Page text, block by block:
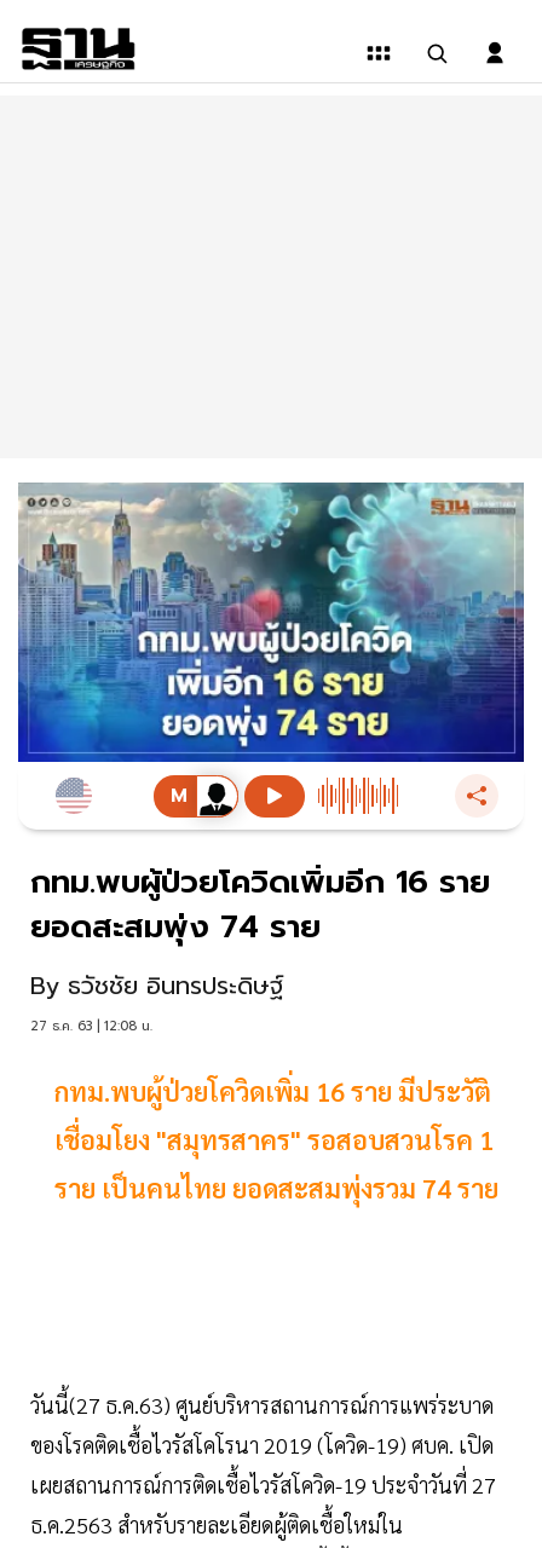
กทม.พบผู้ป่วยโควิดเพิ่มอีก 16 ราย
ยอดสะสมพุ่ง 74 ราย
By ธวัชชัย อินทรประดิษฐ์
27 ธ.ค. 63 | 12:08 น.
กทม.พบผู้ป่วยโควิดเพิ่ม 16 ราย มีประวัติ
เชื่อมโยง "สมุทรสาคร" รอสอบสวนโรค 1
ราย เป็นคนไทย ยอดสะสมพุ่งรวม 74 ราย
วันนี้(27 ธ.ค.63) ศูนย์บริหารสถานการณ์การแพร่ระบาด
ของโรคติดเชื้อไวรัสโคโรนา 2019 (โควิด-19) ศบค. เปิด
เผยสถานการณ์การติดเชื้อไวรัสโควิด-19 ประจำวันที่ 27
ธ.ค.2563 สำหรับรายละเอียดผู้ติดเชื้อใหม่ใน